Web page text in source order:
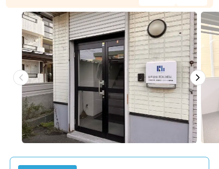
物件の価格を知る
お家の売却を学ぶ
不動産会社向け情報